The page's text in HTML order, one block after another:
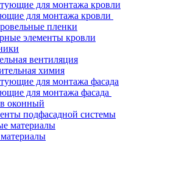
для монтажа кровли
пленки
элементы кровли
вентиляция
химия
для монтажа фасада
оконный
подфасадной системы